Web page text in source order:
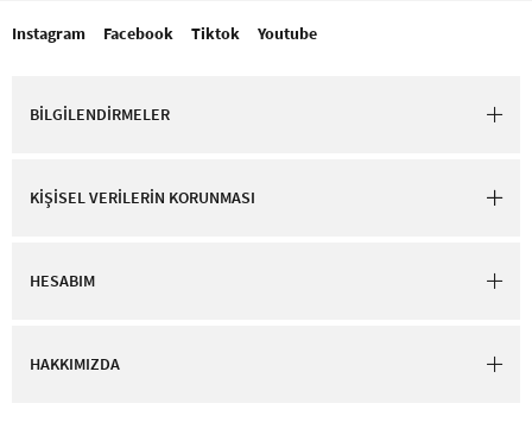
Instagram Facebook Tiktok Youtube
BİLGİLENDİRMELER
KİŞİSEL VERİLERİN KORUNMASI
HESABIM
HAKKIMIZDA